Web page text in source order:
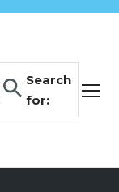
Search
for: